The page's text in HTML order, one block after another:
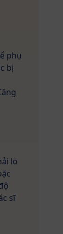
phụ
bị
lo
sĩ